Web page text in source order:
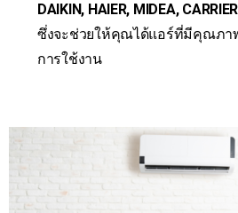
DAIKIN, HAIER, MIDEA,
ซึ่งจะช่วยให้คุณได้แอร์ที่มีคุณภา
การใช้งาน